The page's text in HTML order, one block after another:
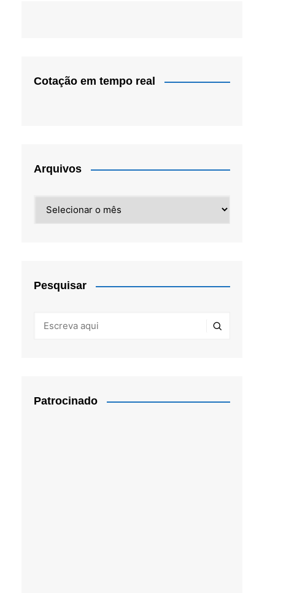
Cotação em tempo real
Arquivos
Pesquisar
Patrocinado